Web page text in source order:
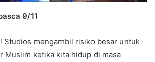
9/11
Studios mengambil risiko besar untuk
Muslim ketika kita hidup di masa